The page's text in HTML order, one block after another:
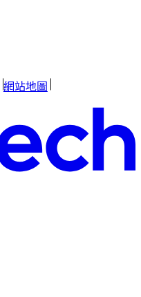
網站地圖